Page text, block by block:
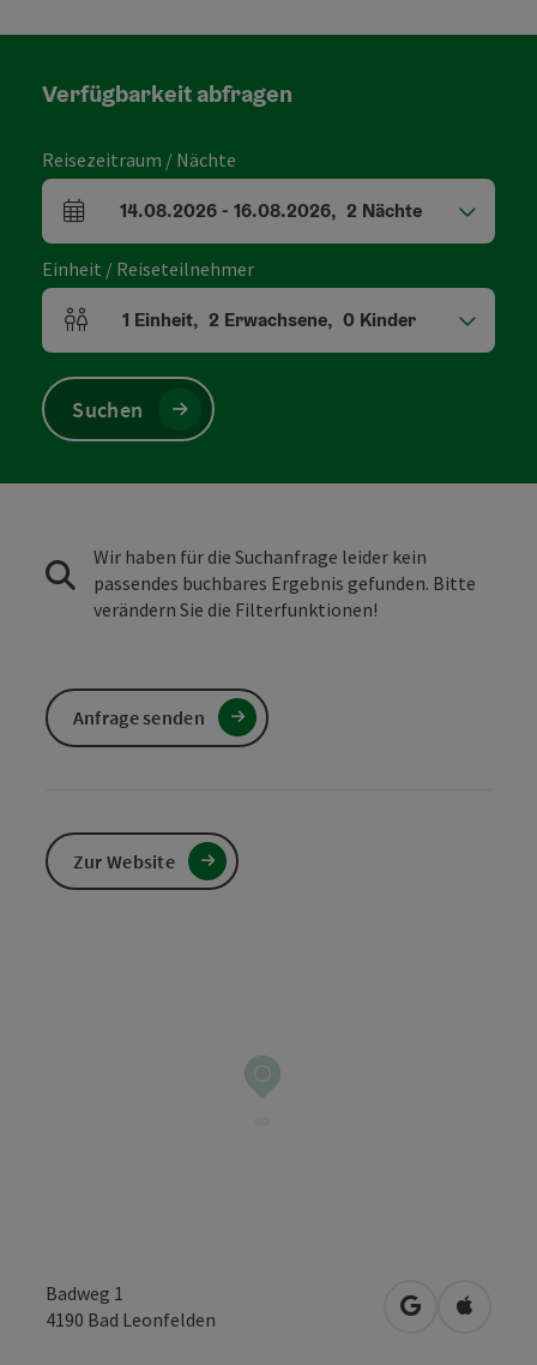
Badweg 1
4190 Bad Leonfelden in Google
in
Verfügbarkeit abfragen
Reisezeitraum / Nächte
An- und Abreisefelder
14.08.2026- 16.08.2026, 2 Nächte
Einheit / Reiseteilnehmer
Einheitenanzahl und Personenfelder
1 Einheit, 2 Erwachsene, 0 Kinder
Suchen
Wir haben für die Suchanfrage leider kein
passendes buchbares Ergebnis gefunden. Bitte
verändern Sie die Filterfunktionen!
Anfrage senden
Zur Website